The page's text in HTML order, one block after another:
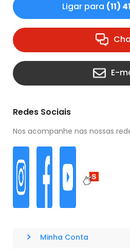
Ligar para (11)
E-
Redes Sociais
Nos acompanhe nas nossas
> Minha Conta